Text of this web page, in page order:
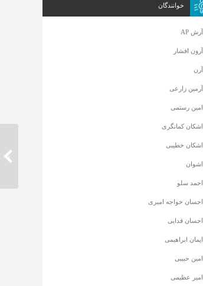
خوانندگان
آرش AP
آرون افشار
آرن
آرمین زارعی
امین رستمی
اشکان کمانگری
اشکان خطیبی
اشوان
احمد سلو
احسان خواجه امیری
احسان فدایی
ایمان ابراهیمی
امین حبیبی
امیر عظیمی